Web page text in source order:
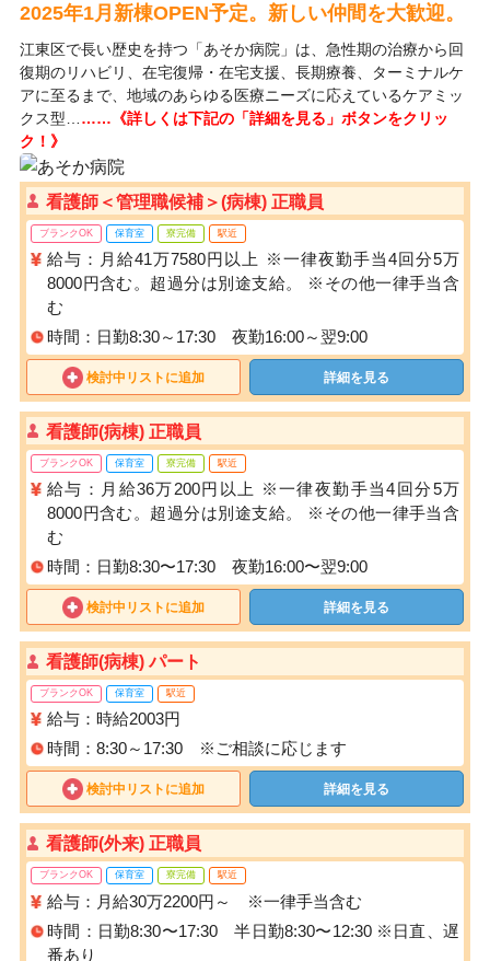
2025年1月新棟OPEN予定。新しい仲間を大歓迎。
江東区で長い歴史を持つ「あそか病院」は、急性期の治療から回
復期のリハビリ、在宅復帰・在宅支援、長期療養、ターミナルケ
アに至るまで、地域のあらゆる医療ニーズに応えているケアミッ
クス型… ……《詳しくは下記の「詳細を見る」ボタンをクリッ
ク！》
看護師＜管理職候補＞(病棟) 正職員
ブランクOK 保育室 寮完備 駅近
給与：月給41万7580円以上 ※一律夜勤手当4回分5万
8000円含む。超過分は別途支給。 ※その他一律手当含
む
時間：日勤8:30～17:30 夜勤16:00～翌9:00
検討中リストに追加 詳細を見る
看護師(病棟) 正職員
ブランクOK 保育室 寮完備 駅近
給与：月給36万200円以上 ※一律夜勤手当4回分5万
8000円含む。超過分は別途支給。 ※その他一律手当含
む
時間：日勤8:30〜17:30 夜勤16:00〜翌9:00
検討中リストに追加 詳細を見る
看護師(病棟) パート
ブランクOK 保育室 駅近
給与：時給2003円
時間：8:30～17:30 ※ご相談に応じます
検討中リストに追加 詳細を見る
看護師(外来) 正職員
ブランクOK 保育室 寮完備 駅近
給与：月給30万2200円～ ※一律手当含む
時間：日勤8:30〜17:30 半日勤8:30〜12:30 ※日直、遅
番あり